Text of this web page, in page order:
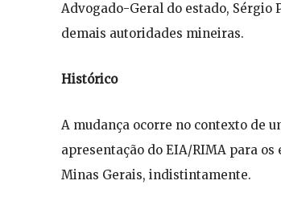
Advogado-Geral do estado, Sérgio
demais autoridades mineiras.
Histórico
A mudança ocorre no contexto de
apresentação do EIA/RIMA para
Minas Gerais, indistintamente.